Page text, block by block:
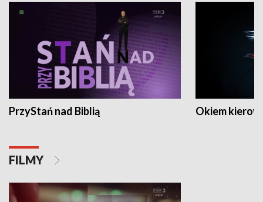
PrzyStań nad Biblią Okiem
FILMY